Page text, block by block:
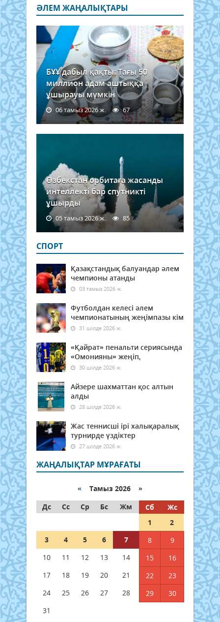
ӘЛЕМ ЖАҢАЛЫҚТАРЫ
БҰҰ дабыл қақты: Тағы 50
миллион адам аштыққа
ұшырауы мүмкін
06 тамыз 2026 ж. 67
Өзбекстан орбитаға жасанды
интеллекті бар спутникті
ұшырды
05 тамыз 2026 ж. 85
СПОРТ
Қазақстандық балуандар әлем
чемпионы атанды
03 тамыз 2026 ж.
Футболдан келесі әлем
чемпионатының жеңімпазы кім
31 шілде 2026 ж.
«Қайрат» пенальти сериясында
«Омонияны» жеңіп,
30 шілде 2026 ж.
Айзере шахматтан қос алтын
алды
28 шілде 2026 ж.
Жас теннисші ірі халықаралық
турнирде үздіктер
27 шілде 2026 ж.
ЖАҢАЛЫҚТАР МҰРАҒАТЫ
« Тамыз 2026 »
Дс
Сс Ср Бс Жм Сб
Жс
1
2
3
4 5 6 7 8
9
10
11 12 13 14 15
16
17
18 19 20 21 22
23
24
25 26 27 28 29
30
31